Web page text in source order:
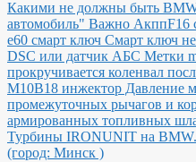
Какими не должны быть
автомобиль" Важно АкппF16
е60 смарт ключ Смарт ключ не
DSC или датчик АБС Метки
прокручивается коленвал
М10В18 инжектор Давление
промежуточных рычагов и
армированных топливных
Турбины IRONUNIT на BMW.
(город: Минск )